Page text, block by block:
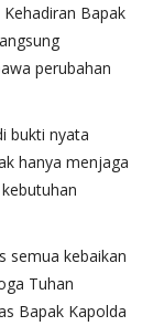
Bapak
perubahan
bukti nyata
hanya menjaga
semua kebaikan
Tuhan
Bapak Kapolda